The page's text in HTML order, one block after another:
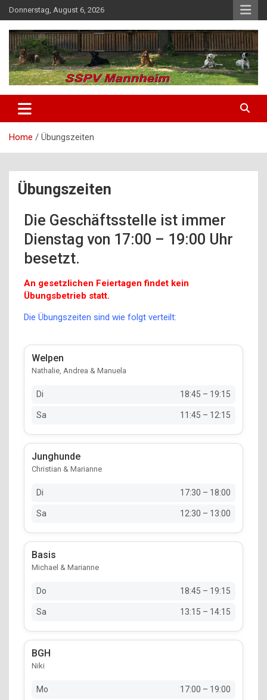
Donnerstag, August 6, 2026
SSPV Mannheim
Home Übungszeiten
Übungszeiten
Die Geschäftsstelle ist immer
Dienstag von 17:00 – 19:00 Uhr
besetzt.
An gesetzlichen Feiertagen findet kein
Übungsbetrieb statt.
Die Übungszeiten sind wie folgt verteilt:
Welpen
Nathalie, Andrea & Manuela
Di 18:45 – 19:15
Sa 11:45 – 12:15
Junghunde
Christian & Marianne
Di 17:30 – 18:00
Sa 12:30 – 13:00
Basis
Michael & Marianne
Do 18:45 – 19:15
Sa 13:15 – 14:15
BGH
Niki
Mo 17:00 – 19:00